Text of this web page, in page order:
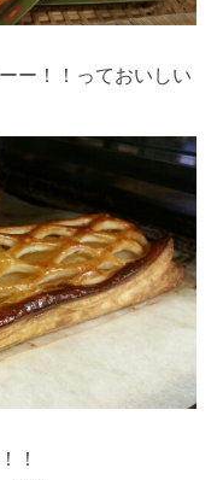
ー！！っておいしい
！